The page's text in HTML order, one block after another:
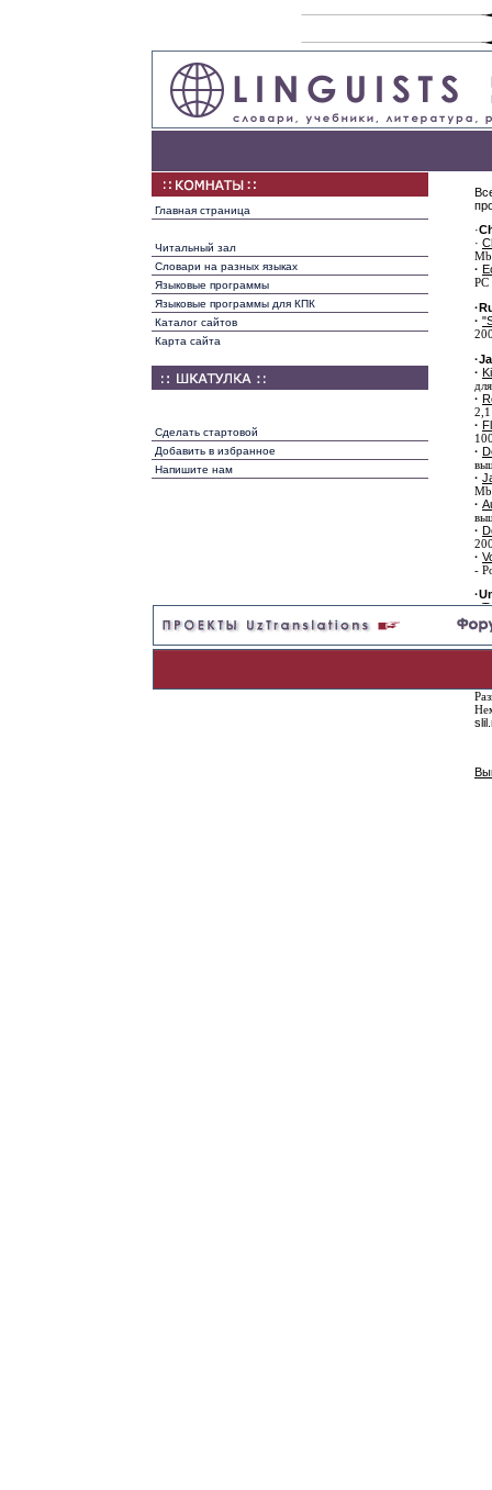
·
·
·
·
·
·
·
·
·
·
·
·
·
·
-
·
·
и
·
Главная страница
Читальный зал
Словари на разных языках
Языковые программы
Языковые программы для КПК
Каталог сайтов
Карта сайта
Сделать стартовой
Добавить в избранное
Напишите нам